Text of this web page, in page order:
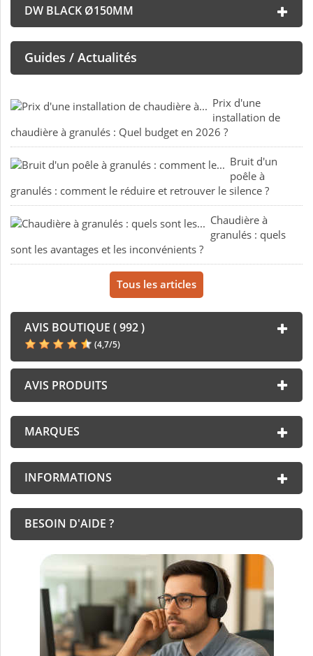
DW BLACK Ø150MM
Guides / Actualités
Prix d'une
installation de
chaudière à granulés : Quel budget en 2026 ?
Bruit d'un
poêle à
granulés : comment le réduire et retrouver le silence ?
Chaudière à
granulés : quels
sont les avantages et les inconvénients ?
Tous les articles
AVIS BOUTIQUE ( 992 )
(4,7/5)
AVIS PRODUITS
MARQUES
INFORMATIONS
BESOIN D'AIDE ?